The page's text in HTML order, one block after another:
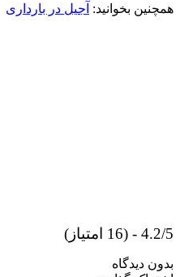
همچنین بخوانید: آجیل در بارداری
4.2/5 - (16 امتیاز)
بدون دیدگاه